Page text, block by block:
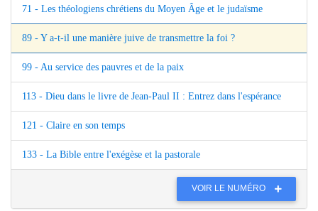
71 - Les théologiens chrétiens du Moyen Âge et le judaïsme
89 - Y a-t-il une manière juive de transmettre la foi ?
99 - Au service des pauvres et de la paix
113 - Dieu dans le livre de Jean-Paul II : Entrez dans l'espérance
121 - Claire en son temps
133 - La Bible entre l'exégèse et la pastorale
VOIR LE NUMÉRO